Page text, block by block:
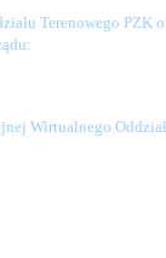
Terenowego PZK
Wirtualnego